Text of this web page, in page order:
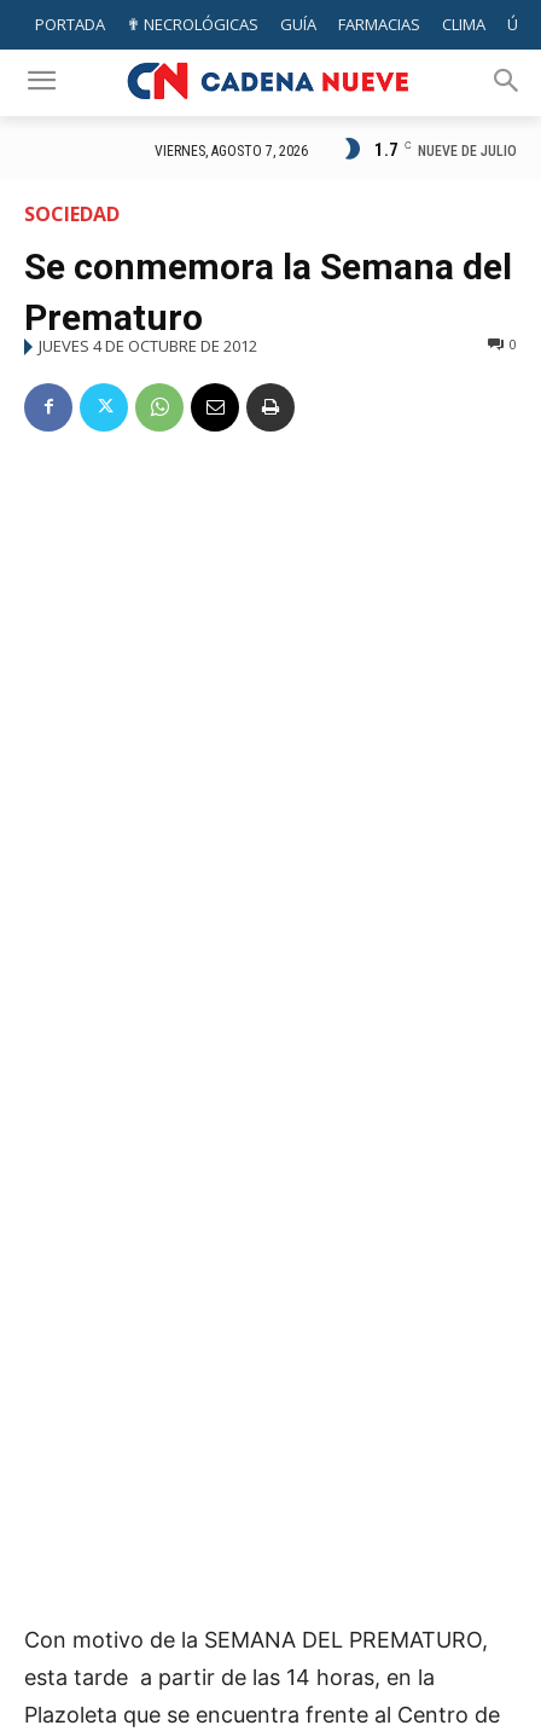
PORTADA ✟ NECROLÓGICAS GUÍA FARMACIAS CLIMA
VIERNES, AGOSTO 7, 2026 1.7 C NUEVE DE JULIO
SOCIEDAD
Se conmemora la Semana del
Prematuro
JUEVES 4 DE OCTUBRE DE 2012 0
Con motivo de la SEMANA DEL PREMATURO,
esta tarde a partir de las 14 horas, en la
Plazoleta que se encuentra frente al Centro de